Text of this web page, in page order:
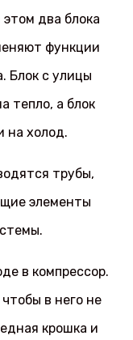
два блока
функции
Блок с улицы
тепло, а блок
на холод.
трубы,
элементы
в компрессор.
в него не
крошка и